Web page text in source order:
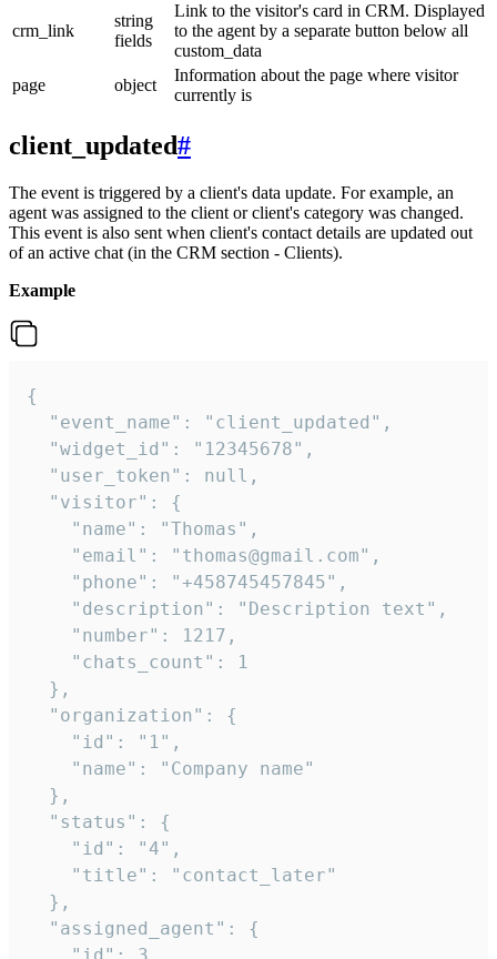
crm_link
string
fields
Link to the visitor's card in CRM. Displayed
to the agent by a separate button below all
custom_data
page
object
Information about the page where visitor
currently is
client_updated#
The event is triggered by a client's data update. For example, an
agent was assigned to the client or client's category was changed.
This event is also sent when client's contact details are updated out
of an active chat (in the CRM section - Clients).
Example
{
  "event_name": "client_updated",
  "widget_id": "12345678",
  "user_token": null,
  "visitor": {
    "name": "Thomas",
    "email": "thomas@gmail.com",
    "phone": "+458745457845",
    "description": "Description text",
    "number": 1217,
    "chats_count": 1
  },
  "organization": {
    "id": "1",
    "name": "Company name"
  },
  "status": {
    "id": "4",
    "title": "contact_later"
  },
  "assigned_agent": {